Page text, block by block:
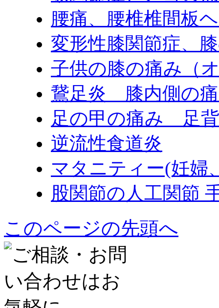
腰痛、腰椎椎間板
変形性膝関節症、
子供の膝の痛み（
鵞足炎 膝内側の
足の甲の痛み 足
逆流性食道炎
マタニティー(妊婦
股関節の人工関節
このページの先頭へ